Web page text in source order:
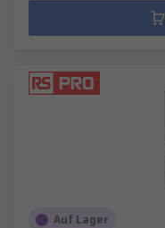
Auf Lager